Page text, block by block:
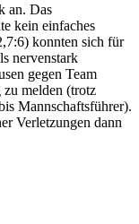
an. Das
kein einfaches
konnten sich für
nervenstark
gegen Team
melden (trotz
Mannschaftsführer).
Verletzungen dann